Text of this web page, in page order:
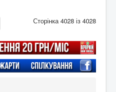
Сторінка 4028 із 4028